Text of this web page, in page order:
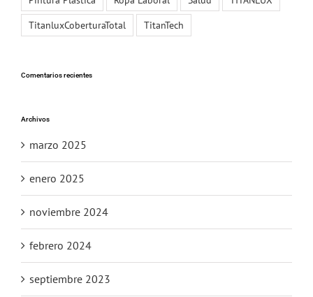
TitanluxCoberturaTotal
TitanTech
Comentarios recientes
Archivos
marzo 2025
enero 2025
noviembre 2024
febrero 2024
septiembre 2023